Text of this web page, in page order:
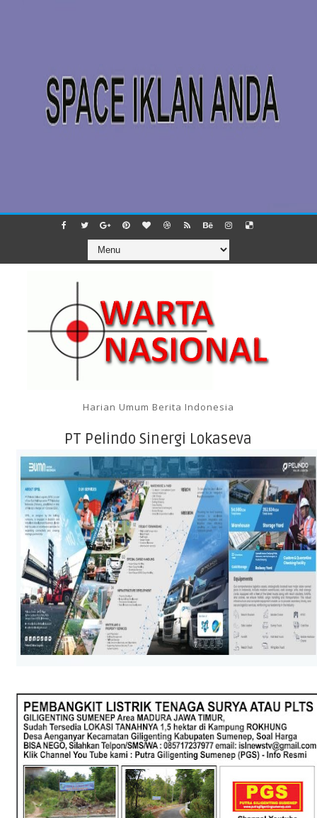
Harian Umum Berita Indonesia
PT Pelindo Sinergi Lokaseva